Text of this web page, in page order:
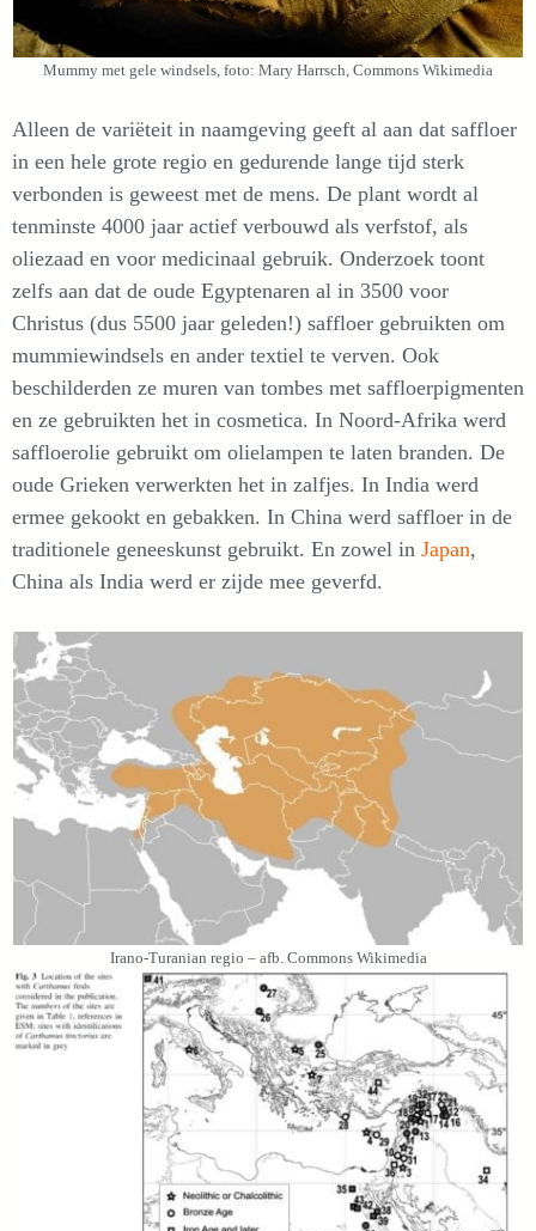
Mummy met gele windsels, foto: Mary Harrsch, Commons Wikimedia
Alleen de variëteit in naamgeving geeft al aan dat saffloer
in een hele grote regio en gedurende lange tijd sterk
verbonden is geweest met de mens. De plant wordt al
tenminste 4000 jaar actief verbouwd als verfstof, als
oliezaad en voor medicinaal gebruik. Onderzoek toont
zelfs aan dat de oude Egyptenaren al in 3500 voor
Christus (dus 5500 jaar geleden!) saffloer gebruikten om
mummiewindsels en ander textiel te verven. Ook
beschilderden ze muren van tombes met saffloerpigmenten
en ze gebruikten het in cosmetica. In Noord-Afrika werd
saffloerolie gebruikt om olielampen te laten branden. De
oude Grieken verwerkten het in zalfjes. In India werd
ermee gekookt en gebakken. In China werd saffloer in de
traditionele geneeskunst gebruikt. En zowel in Japan,
China als India werd er zijde mee geverfd.
Irano-Turanian regio – afb. Commons Wikimedia